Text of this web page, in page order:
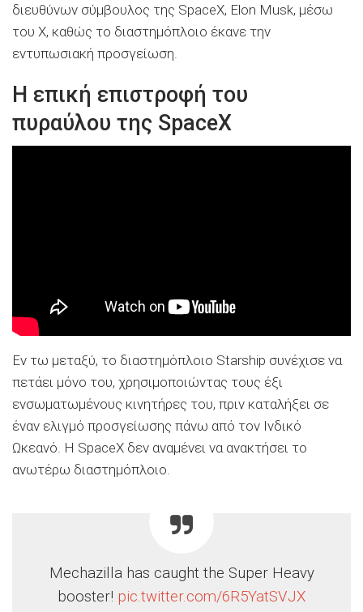
διευθύνων σύμβουλος της SpaceX, Elon Musk, μέσω
του X, καθώς το διαστημόπλοιο έκανε την
εντυπωσιακή προσγείωση.
H επική επιστροφή του
πυραύλου της SpaceX
Εν τω μεταξύ, το διαστημόπλοιο Starship συνέχισε να
πετάει μόνο του, χρησιμοποιώντας τους έξι
ενσωματωμένους κινητήρες του, πριν καταλήξει σε
έναν ελιγμό προσγείωσης πάνω από τον Ινδικό
Ωκεανό. Η SpaceX δεν αναμένει να ανακτήσει το
ανωτέρω διαστημόπλοιο.
Mechazilla has caught the Super Heavy
booster! pic.twitter.com/6R5YatSVJX